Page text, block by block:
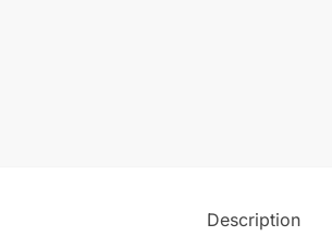
Description